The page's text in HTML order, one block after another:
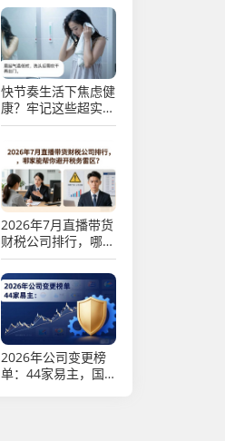
快节奏生活下焦虑健
康？牢记这些超实用
养生智慧，健康靠拢
2026年7月直播带货
财税公司排行，哪家
能帮你避开税务雷
区？
2026年公司变更榜
单：44家易主，国